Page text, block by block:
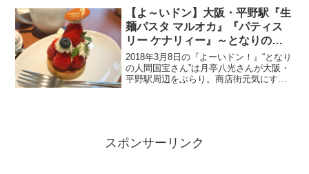
場」が操業を開始しました。
【よ～いドン】大阪・平野駅『生
麺パスタ マルオカ』『パティス
リー ケナリィー』～となりの人
間国宝さん
2018年3月8日の『よーいドン！』“となり
の人間国宝さん”は月亭八光さんが大阪・
平野駅周辺をぶらり。商店街元気にする
スポンサーリンク